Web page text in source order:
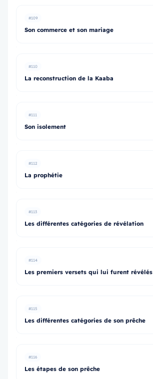
#109
Son commerce et son mariage
#110
La reconstruction de la Kaaba
#111
Son isolement
#112
La prophétie
#113
Les différentes catégories de révélation
#114
Les premiers versets qui lui furent révélés
#115
Les différentes catégories de son prêche
#116
Les étapes de son prêche